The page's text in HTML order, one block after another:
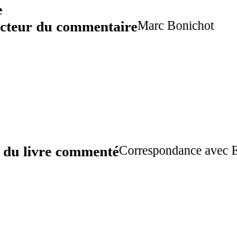
du commentaireMarc Bonichot
livre commentéCorrespondance avec